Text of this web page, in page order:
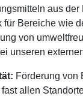
aus der
für Bereiche wie
von
unseren
Förderung von
allen